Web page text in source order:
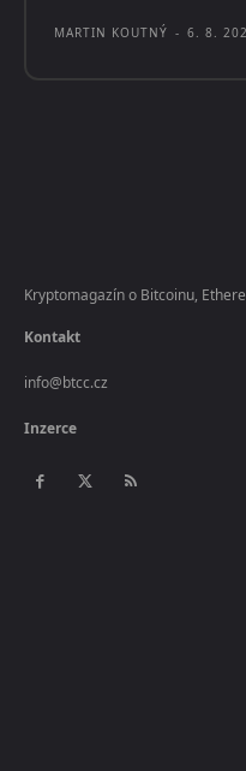
MARTIN KOUTNÝ - 6. 8.
Kryptomagazín o Bitcoinu,
Kontakt
info@btcc.cz
Inzerce